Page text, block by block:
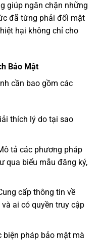
giúp ngăn chặn những
đã từng phải đối mặt
hại không chỉ cho
Bảo Mật
cần bao gồm các
thích lý do tại sao
tả các phương pháp
qua biểu mẫu đăng ký,
cấp thông tin về
ai có quyền truy cập
biện pháp bảo mật mà